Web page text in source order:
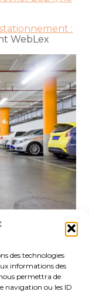
des technologies
informations des
permettra de
navigation ou les ID
:
WebLex